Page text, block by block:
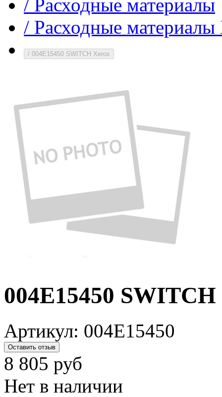
/ Расходные материалы
/ Расходные
/ 004E15450 SWITCH Xerox
004E15450
Артикул: 004E15450
Оставить отзыв
8 805 руб
Нет в наличии